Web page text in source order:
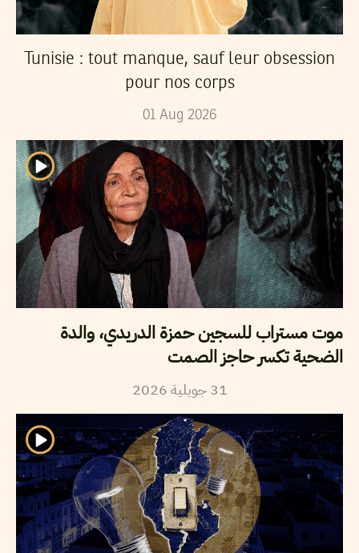
Tunisie : tout manque, sauf leur obsession
pour nos corps
01 Aug 2026
موت مستراب للسجين حمزة الدريدي، والدة
الضحية تكسر حاجز الصمت
31 جويلية2026